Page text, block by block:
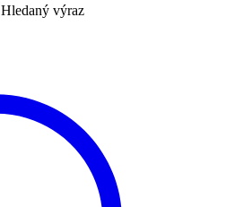
Hledaný výraz